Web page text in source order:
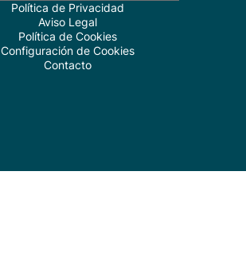
Política de Privacidad
Aviso Legal
Política de Cookies
Configuración de Cookies
Contacto